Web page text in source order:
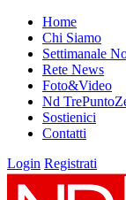
Home
Chi Siamo
Settimanale
Rete News
Foto&Video
Nd
Sostienici
Contatti
Login Registrati